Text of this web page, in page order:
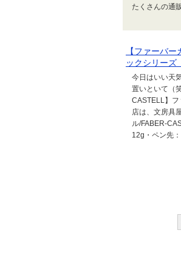
たくさんの通
【ファーバ
ックシリーズ
今日はいい天
置いといて（
CASTELL】フ
店は、文房具
ル/FABER-
12g・ペン先